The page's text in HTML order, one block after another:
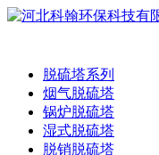
脱硫塔系列
烟气脱硫塔
锅炉脱硫塔
湿式脱硫塔
脱销脱硫塔